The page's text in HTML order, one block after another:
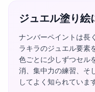
ジュエル塗り絵
ナンバーペイントは長
ラキラのジュエル要素
色ごとに少しずつセル
消、集中力の練習、そ
してよく知られていま